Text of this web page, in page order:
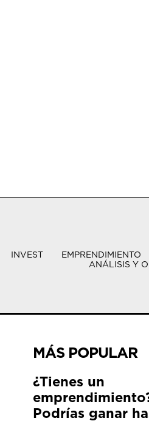
INVEST EMPRENDIMIENTO
ANÁLISIS Y
MÁS POPULAR
¿Tienes un
Podrías ganar